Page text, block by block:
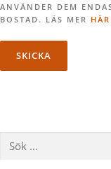
ANVÄNDER DEM
BOSTAD. LÄS MER HÄR
efter: